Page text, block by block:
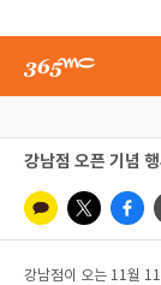
강남점이 오는 11월